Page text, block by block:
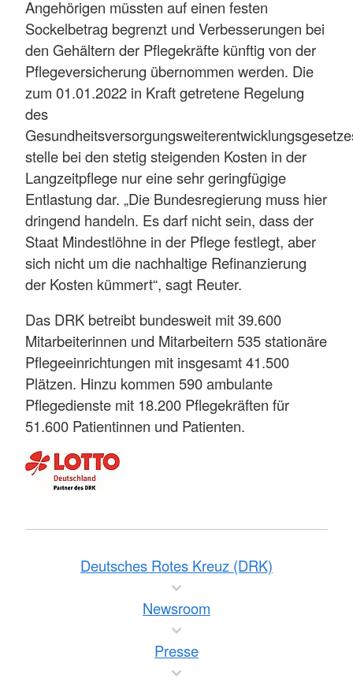
Angehörigen müssten auf einen festen
Sockelbetrag begrenzt und Verbesserungen bei
den Gehältern der Pflegekräfte künftig von der
Pflegeversicherung übernommen werden. Die
zum 01.01.2022 in Kraft getretene Regelung
des
stelle bei den stetig steigenden Kosten in der
Langzeitpflege nur eine sehr geringfügige
Entlastung dar. „Die Bundesregierung muss hier
dringend handeln. Es darf nicht sein, dass der
Staat Mindestlöhne in der Pflege festlegt, aber
sich nicht um die nachhaltige Refinanzierung
der Kosten kümmert“, sagt Reuter.
Das DRK betreibt bundesweit mit 39.600
Mitarbeiterinnen und Mitarbeitern 535 stationäre
Pflegeeinrichtungen mit insgesamt 41.500
Plätzen. Hinzu kommen 590 ambulante
Pflegedienste mit 18.200 Pflegekräften für
51.600 Patientinnen und Patienten.
Deutsches Rotes Kreuz (DRK)
Newsroom
Presse